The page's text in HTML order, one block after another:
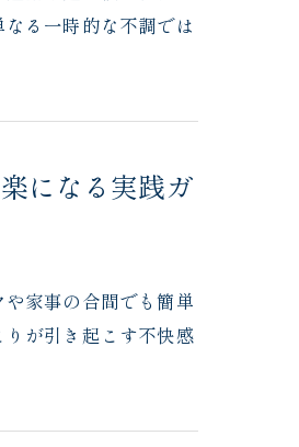
る一時的な不調では
になる実践ガ
家事の合間でも簡単
が引き起こす不快感